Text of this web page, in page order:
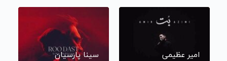
امیر عظیمی سینا پارسیان